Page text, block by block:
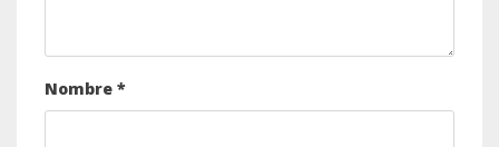
Nombre *